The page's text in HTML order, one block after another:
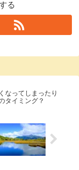
る
なってしまったり
タイミング？